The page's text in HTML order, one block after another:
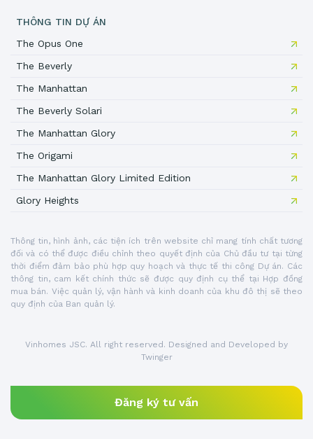
Vinhomes JSC. All right reserved. Designed and Developed by
Twinger
Đăng ký tư vấn
THÔNG TIN DỰ ÁN
The Opus One
The Beverly
The Manhattan
The Beverly Solari
The Manhattan Glory
The Origami
The Manhattan Glory Limited Edition
Glory Heights
Thông tin, hình ảnh, các tiện ích trên website chỉ mang tính chất tương
đối và có thể được điều chỉnh theo quyết định của Chủ đầu tư tại từng
thời điểm đảm bảo phù hợp quy hoạch và thực tế thi công Dự án. Các
thông tin, cam kết chính thức sẽ được quy định cụ thể tại Hợp đồng
mua bán. Việc quản lý, vận hành và kinh doanh của khu đô thị sẽ theo
quy định của Ban quản lý.